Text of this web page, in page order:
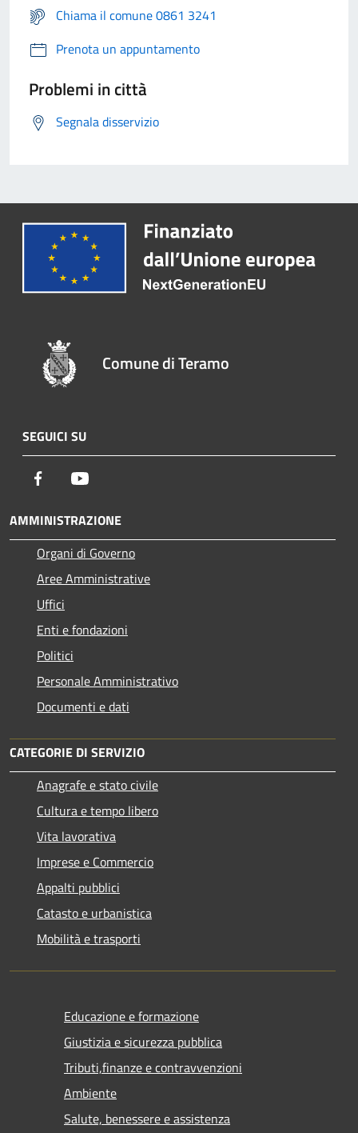
Chiama il comune 0861 3241
Prenota un appuntamento
Problemi in città
Segnala disservizio
Comune di Teramo
SEGUICI SU
Facebook
AMMINISTRAZIONE
Organi di Governo
Aree Amministrative
Uffici
Enti e fondazioni
Politici
Personale Amministrativo
Documenti e dati
CATEGORIE DI SERVIZIO
Anagrafe e stato civile
Cultura e tempo libero
Vita lavorativa
Imprese e Commercio
Appalti pubblici
Catasto e urbanistica
Mobilità e trasporti
Educazione e formazione
Giustizia e sicurezza pubblica
Tributi,finanze e contravvenzioni
Ambiente
Salute, benessere e assistenza